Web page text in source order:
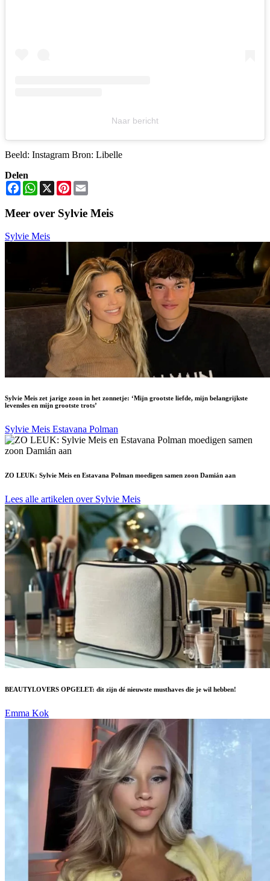
Naar bericht
Beeld: Instagram Bron: Libelle
Delen
FacebookWhatsApp
X Pinterest
Meer over Sylvie Meis
Sylvie Meis
Sylvie Meis zet jarige zoon in het zonnetje: ‘Mijn grootste liefde, mijn belangrijkste
levensles en mijn grootste trots’
Sylvie Meis Estavana Polman
ZO LEUK: Sylvie Meis en Estavana Polman moedigen samen zoon Damián aan
Lees alle artikelen over Sylvie Meis
BEAUTYLOVERS OPGELET: dit zijn dé nieuwste musthaves die je wil hebben!
Emma Kok